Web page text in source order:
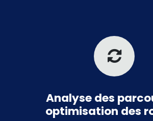
Analyse des
optimisation des